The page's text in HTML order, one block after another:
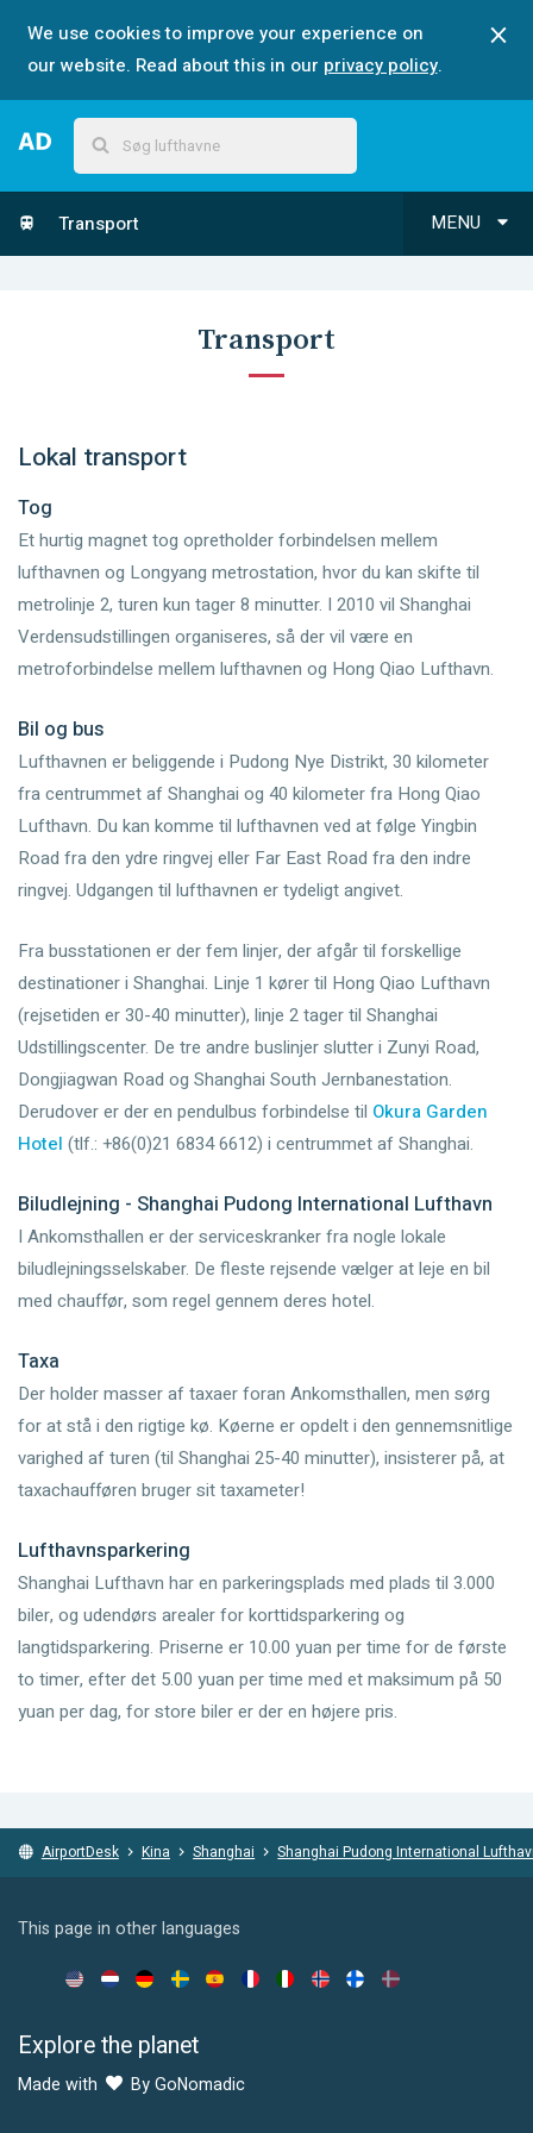
We use cookies to improve your experience on
our website. Read about this in our privacy policy.
MENU
Transport
Transport
Lokal transport
Tog
Et hurtig magnet tog opretholder forbindelsen mellem
lufthavnen og Longyang metrostation, hvor du kan skifte til
metrolinje 2, turen kun tager 8 minutter. I 2010 vil Shanghai
Verdensudstillingen organiseres, så der vil være en
metroforbindelse mellem lufthavnen og Hong Qiao Lufthavn.
Bil og bus
Lufthavnen er beliggende i Pudong Nye Distrikt, 30 kilometer
fra centrummet af Shanghai og 40 kilometer fra Hong Qiao
Lufthavn. Du kan komme til lufthavnen ved at følge Yingbin
Road fra den ydre ringvej eller Far East Road fra den indre
ringvej. Udgangen til lufthavnen er tydeligt angivet.
Fra busstationen er der fem linjer, der afgår til forskellige
destinationer i Shanghai. Linje 1 kører til Hong Qiao Lufthavn
(rejsetiden er 30-40 minutter), linje 2 tager til Shanghai
Udstillingscenter. De tre andre buslinjer slutter i Zunyi Road,
Dongjiagwan Road og Shanghai South Jernbanestation.
Derudover er der en pendulbus forbindelse til Okura Garden
Hotel (tlf.: +86(0)21 6834 6612) i centrummet af Shanghai.
Biludlejning - Shanghai Pudong International Lufthavn
I Ankomsthallen er der serviceskranker fra nogle lokale
biludlejningsselskaber. De fleste rejsende vælger at leje en bil
med chauffør, som regel gennem deres hotel.
Taxa
Der holder masser af taxaer foran Ankomsthallen, men sørg
for at stå i den rigtige kø. Køerne er opdelt i den gennemsnitlige
varighed af turen (til Shanghai 25-40 minutter), insisterer på, at
taxachaufføren bruger sit taxameter!
Lufthavnsparkering
Shanghai Lufthavn har en parkeringsplads med plads til 3.000
biler, og udendørs arealer for korttidsparkering og
langtidsparkering. Priserne er 10.00 yuan per time for de første
to timer, efter det 5.00 yuan per time med et maksimum på 50
yuan per dag, for store biler er der en højere pris.
AirportDesk Kina Shanghai Shanghai Pudong International
This page in other languages
Explore the planet
Made with By GoNomadic